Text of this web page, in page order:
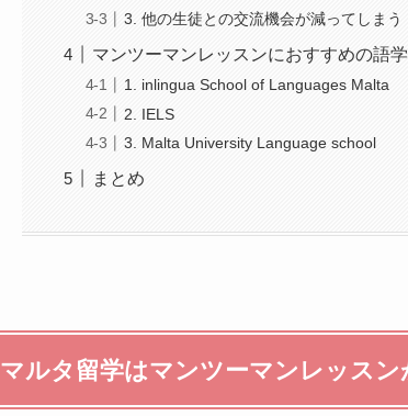
3. 他の生徒との交流機会が減ってしまう
マンツーマンレッスンにおすすめの語
1. inlingua School of Languages Malta
2. IELS
3. Malta University Language school
まとめ
マルタ留学はマンツーマンレッスン